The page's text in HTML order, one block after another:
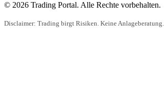
© 2026 Trading Portal. Alle Rechte vorbehalten.
Disclaimer: Trading birgt Risiken. Keine Anlageberatung.